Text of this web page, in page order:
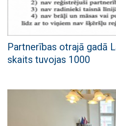
Partnerības otrajā gadā
skaits tuvojas 1000